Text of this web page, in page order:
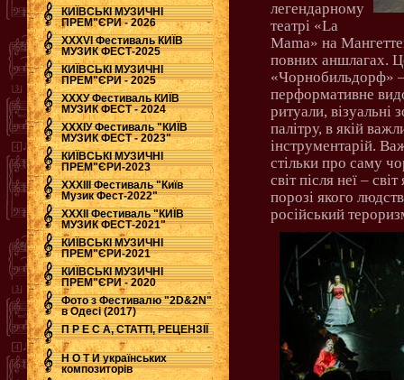
КИЇВСЬКІ МУЗИЧНІ
ПРЕМ"ЄРИ - 2026
ХХХVI Фестиваль КИЇВ
МУЗИК ФЕСТ-2025
КИЇВСЬКІ МУЗИЧНІ
ПРЕМ"ЄРИ - 2025
ХХХУ Фестиваль КИЇВ
МУЗИК ФЕСТ - 2024
ХХХІУ Фестиваль "КИЇВ
МУЗИК ФЕСТ - 2023"
КИЇВСЬКІ МУЗИЧНІ
ПРЕМ"ЄРИ-2023
ХХХІІІ Фестиваль "Київ
Музик Фест-2022"
ХХХІІ Фестиваль "КИЇВ
МУЗИК ФЕСТ-2021"
КИЇВСЬКІ МУЗИЧНІ
ПРЕМ"ЄРИ-2021
КИЇВСЬКІ МУЗИЧНІ
ПРЕМ"ЄРИ - 2020
Фото з Фестивалю "2D&2N"
в Одесі (2017)
П Р Е С А, СТАТТІ, РЕЦЕНЗІЇ
Н О Т И українських
композиторів
легендарному
театрі «La
Mama» на
повних аншлагах.
«Чорнобильдорф» –
перформативне
ритуали, візуальні
палітру, в якій
інструментарій.
стільки про саму
світ після неї –
порозі якого
російський